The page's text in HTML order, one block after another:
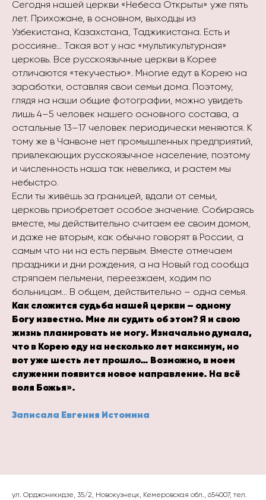
Сегодня нашей церкви «Небеса Открыты» уже пять
лет. Прихожане, в основном, выходцы из
Узбекистана, Казахстана, Таджикистана. Есть и
россияне… Такая вот у нас «мультикультурная»
церковь. Все русскоязычные церкви в Корее
отличаются «текучестью». Многие едут в Корею на
заработки, оставляя свои семьи дома. Поэтому,
глядя на наши общие фотографии, можно увидеть
лишь 4–5 человек нашего основного состава, а
остальные 13–17 человек периодически меняются. К
тому же в Чанвоне нет промышленных предприятий,
привлекающих русскоязычное население, поэтому
и численность наша так невелика, и растем мы
небыстро.
Если ты живёшь за границей, вдали от семьи,
церковь приобретает особое значение. Собираясь
вместе, мы действительно считаем ее своим домом,
и даже не вторым, как обычно говорят в России, а
самым что ни на есть первым. Вместе отмечаем
праздники и дни рождения, а на Новый год сообща
стряпаем пельмени, переезжаем, ходим по
больницам… В общем, действительно – одна семья.
Как сложится судьба нашей церкви – одному
Богу известно. Мне ли судить об этом? Я и свою
жизнь планировать не могу. Изначально думала,
что в Корею еду на несколько лет максимум, но
вот уже шесть лет прошло… Возможно, в моем
служении появится новое направление. На всё
воля Божья».
Записала Евгения Истомина
ул. Орджоникидзе, 35/2, Новокузнецк, Кемеровская обл., 654007, тел.